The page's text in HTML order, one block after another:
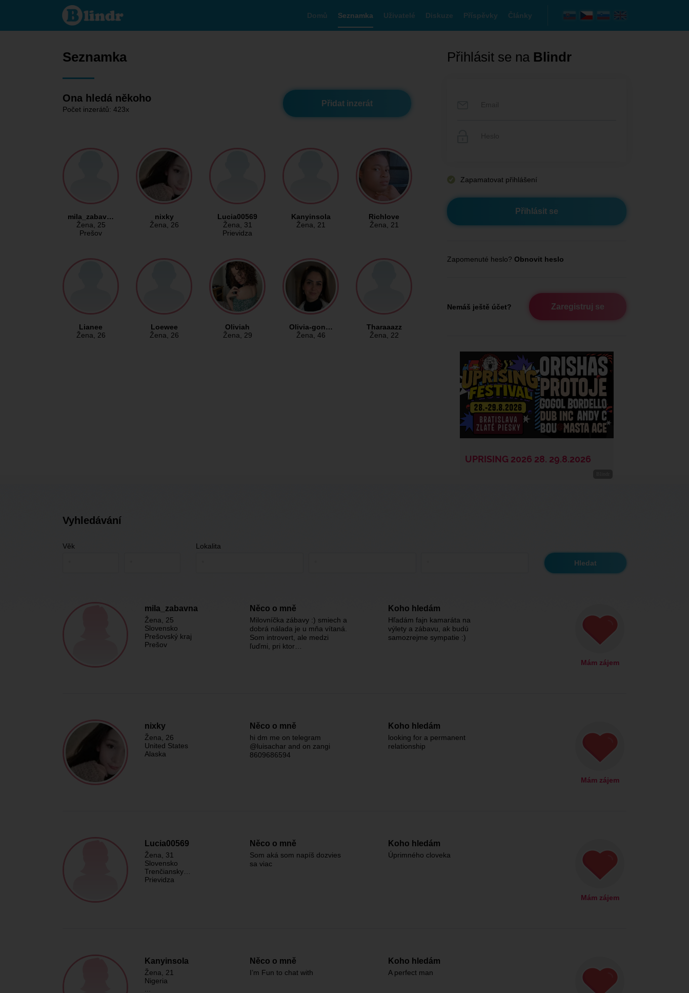
Seznamka
- Ona
hledá
Domů Seznamka Uživatelé Diskuze Příspěvky Články
Seznamka
Přidat inzerát
Ona hledá někoho
Počet inzerátů: 423x
mila_zabav…
Žena, 25
Prešov
nixky
Žena, 26
Lucia00569
Žena, 31
Prievidza
Kanyinsola
Žena, 21
Richlove
Žena, 21
Lianee
Žena, 26
Loewee
Žena, 26
Oliviah
Žena, 29
Olivia-gon…
Žena, 46
Tharaaazz
Žena, 22
Přihlásit se na Blindr
Zapamatovat přihlášení
Zapomenuté heslo? Obnovit heslo
Nemáš ještě účet? Zaregistruj se
Vyhledávání
Věk Lokalita
mila_zabavna
Žena , 25
Slovensko
Prešovský kraj
Prešov
Něco o mně
Milovníčka zábavy :) smiech a
dobrá nálada je u mňa vítaná.
Som introvert, ale medzi
ľuďmi, pri ktor…
Koho hledám
Hľadám fajn kamaráta na
výlety a zábavu, ak budú
samozrejme sympatie :)
Mám zájem
nixky
Žena , 26
United States
Alaska
Něco o mně
hi dm me on telegram
@luisachar and on zangi
8609686594
Koho hledám
looking for a permanent
relationship
Mám zájem
Lucia00569
Žena , 31
Slovensko
Trenčiansky…
Prievidza
Něco o mně
Som aká som napíš dozvies
sa viac
Koho hledám
Úprimného cloveka
Mám zájem
Kanyinsola
Žena , 21
Nigeria
Něco o mně
I’m Fun to chat with
Koho hledám
A perfect man